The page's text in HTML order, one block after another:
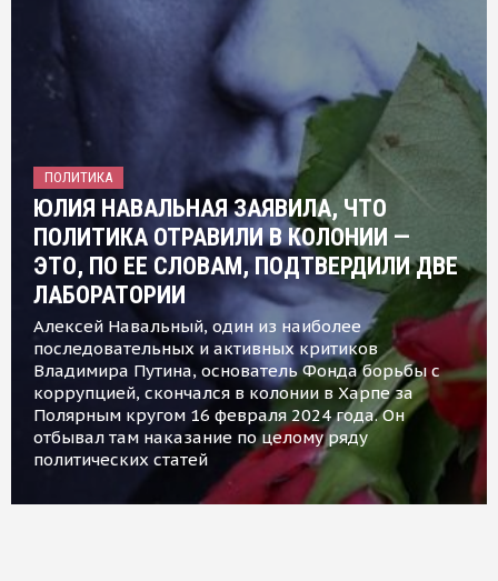
ПОЛИТИКА
ЮЛИЯ НАВАЛЬНАЯ ЗАЯВИЛА, ЧТО
ПОЛИТИКА ОТРАВИЛИ В КОЛОНИИ —
ЭТО, ПО ЕЕ СЛОВАМ, ПОДТВЕРДИЛИ ДВЕ
ЛАБОРАТОРИИ
Алексей Навальный, один из наиболее
последовательных и активных критиков
Владимира Путина, основатель Фонда борьбы с
коррупцией, скончался в колонии в Харпе за
Полярным кругом 16 февраля 2024 года. Он
отбывал там наказание по целому ряду
политических статей